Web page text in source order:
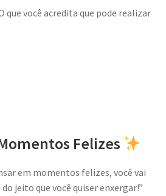
que você acredita que pode realizar
Felizes
em momentos felizes, você vai
jeito que você quiser enxergar!”